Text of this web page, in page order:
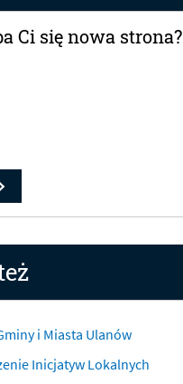
Ci się nowa strona?
i Miasta Ulanów
Inicjatyw Lokalnych